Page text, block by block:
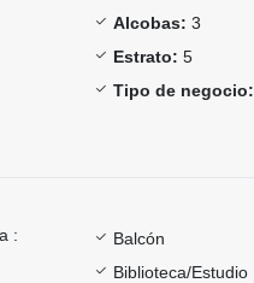
Alcobas: 3
Estrato: 5
Tipo de negocio:
: Balcón
Biblioteca/Estudio